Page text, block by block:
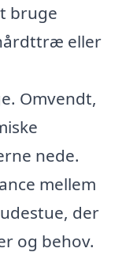
bruge
eller
Omvendt,
nede.
mellem
der
og behov.